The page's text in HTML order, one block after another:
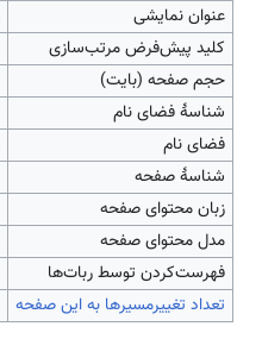
عنوان نمایشی
کلید پیش‌فرض مرتب‌سازی
حجم صفحه (بایت)
شناسهٔ فضای نام
فضای نام
شناسهٔ صفحه
زبان محتوای صفحه
مدل محتوای صفحه
‌فهرست‌کردن توسط ربات‌ها
تعداد تغییرمسیرها به این صفحه